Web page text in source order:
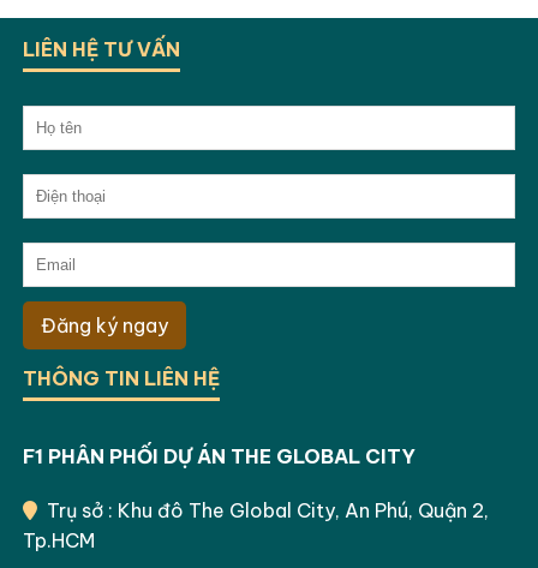
LIÊN HỆ TƯ VẤN
Đăng ký ngay
THÔNG TIN LIÊN HỆ
F1 PHÂN PHỐI DỰ ÁN THE GLOBAL CITY
Trụ sở : Khu đô The Global City, An Phú, Quận 2,
Tp.HCM